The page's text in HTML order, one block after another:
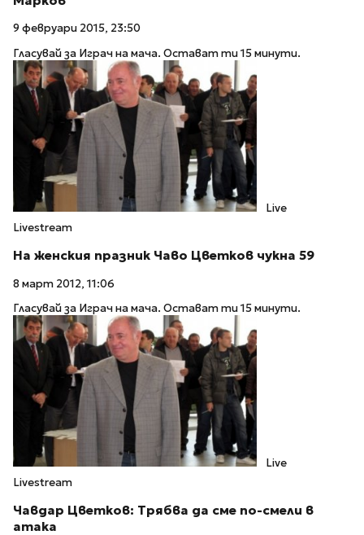
9 февруари 2015, 23:50
Гласувай за Играч на мача. Остават ти 15 минути.
Live
Livestream
На женския празник Чаво Цветков чукна 59
8 март 2012, 11:06
Гласувай за Играч на мача. Остават ти 15 минути.
Live
Livestream
Чавдар Цветков: Трябва да сме по-смели в
атака